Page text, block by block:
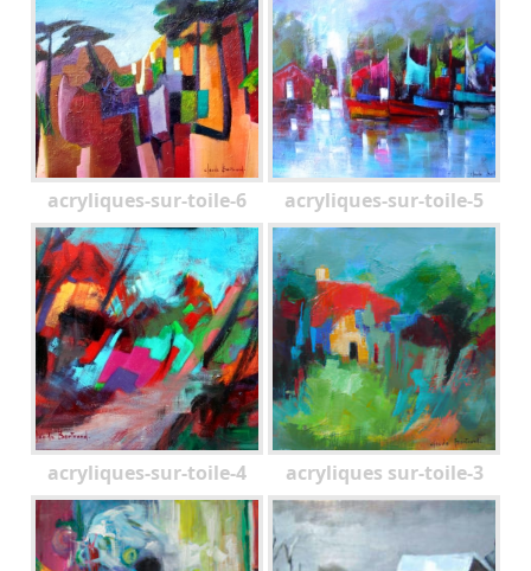
acryliques-sur-toile-6 acryliques-sur-toile-5
acryliques-sur-toile-4 acryliques sur-toile-3